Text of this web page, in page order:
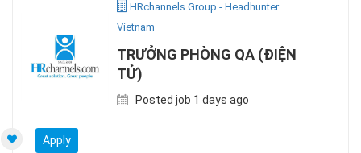
HRchannels Group - Headhunter
Vietnam
TRƯỞNG PHÒNG QA (ĐIỆN
TỬ)
Posted job 1 days ago
Apply